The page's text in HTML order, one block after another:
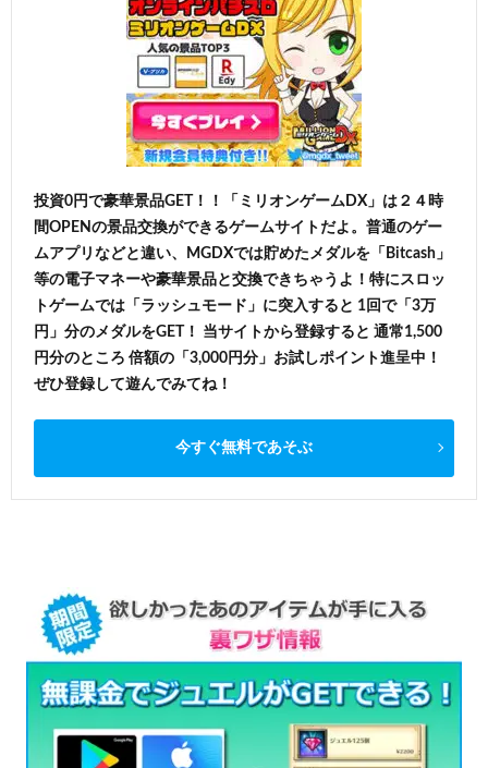
投資0円で豪華景品GET！！「ミリオンゲームDX」は２４時
間OPENの景品交換ができるゲームサイトだよ。普通のゲー
ムアプリなどと違い、MGDXでは貯めたメダルを「Bitcash」
等の電子マネーや豪華景品と交換できちゃうよ！特にスロッ
トゲームでは「ラッシュモード」に突入すると 1回で「3万
円」分のメダルをGET！ 当サイトから登録すると 通常1,500
円分のところ 倍額の「3,000円分」お試しポイント進呈中！
ぜひ登録して遊んでみてね！
今すぐ無料であそぶ